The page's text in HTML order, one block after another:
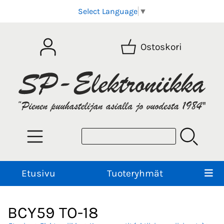
Select Language ▼
Ostoskori
Etusivu Tuoteryhmät
BCY59 TO-18